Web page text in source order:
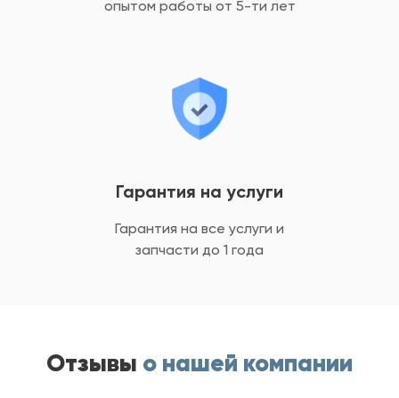
Гарантия на услуги
Гарантия на все услуги и
запчасти до 1 года
опытом работы от 5-ти лет
Отзывы о нашей компании